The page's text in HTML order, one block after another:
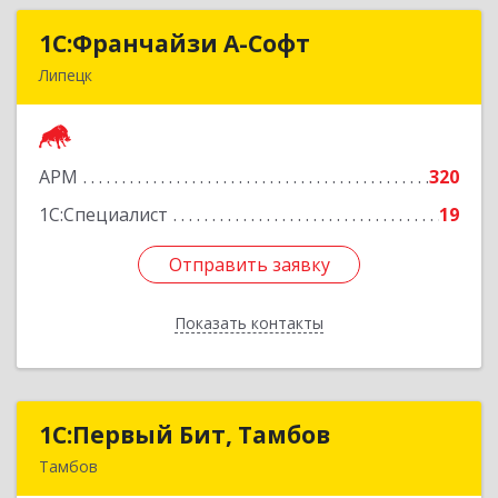
1С:Франчайзи А-Софт
Липецк
АРМ
320
1С:Специалист
19
Отправить заявку
Показать контакты
1С:Франчайзи А-Софт
Подробнее
Отправить заявку
Назад
1С:Первый Бит, Тамбов
Тамбов
1С:Первый Бит, Тамбов